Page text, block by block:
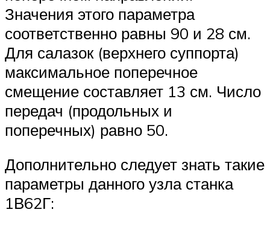
Значения этого параметра
соответственно равны 90 и 28 см.
Для салазок (верхнего суппорта)
максимальное поперечное
смещение составляет 13 см. Число
передач (продольных и
поперечных) равно 50.
Дополнительно следует знать такие
параметры данного узла станка
1В62Г: